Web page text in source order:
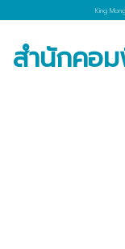
King
สำนักคอ